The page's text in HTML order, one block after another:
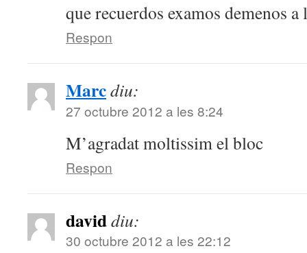
que recuerdos examos demenos
Respon
Marcdiu:
27 octubre 2012 a les 8:24
M’agradat moltissim el bloc
Respon
daviddiu:
30 octubre 2012 a les 22:12